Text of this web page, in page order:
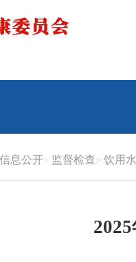
信息公开 监督检查 饮用